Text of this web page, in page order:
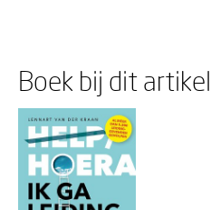
Boek bij dit artikel